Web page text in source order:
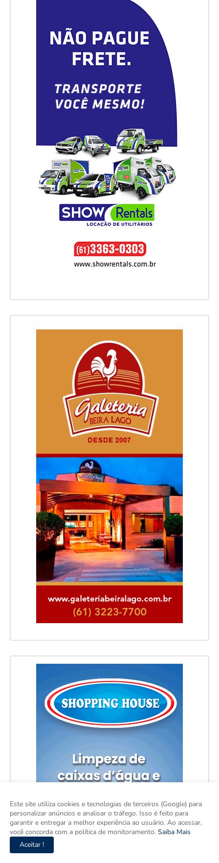
Este site utiliza cookies e tecnologias de terceiros (Google) para
personalizar anúncios e analisar o tráfego. Isso é feito para
garantir e entregar a melhor experiência ao usuário. Ao acessar,
você concorda com a política de monitoramento. Saiba Mais
Aceitar !